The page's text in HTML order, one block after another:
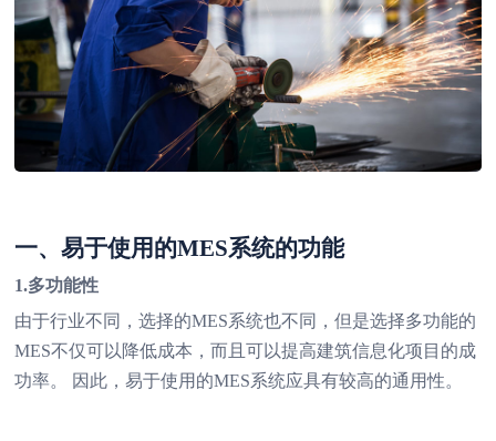
一、易于使用的MES系统的功能
1.多功能性
由于行业不同，选择的MES系统也不同，但是选择多功能的
MES不仅可以降低成本，而且可以提高建筑信息化项目的成
功率。 因此，易于使用的MES系统应具有较高的通用性。